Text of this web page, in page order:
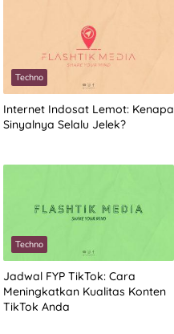
Techno
Internet Indosat Lemot: Kenapa
Sinyalnya Selalu Jelek?
Techno
Jadwal FYP TikTok: Cara
Meningkatkan Kualitas Konten
TikTok Anda